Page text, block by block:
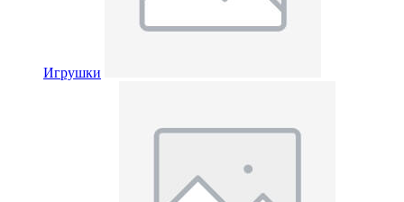
Игрушки